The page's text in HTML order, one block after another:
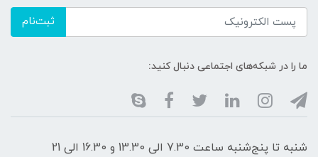
ثبت‌نام
ما را در شبکه‌های اجتماعی دنبال کنید:
شنبه تا پنج‌شنبه ساعت 7.30 الی 13.30 و 16.30 الی 21